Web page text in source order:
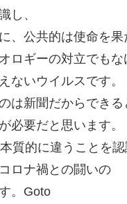
し、
、公共的は使命を果
ロギーの対立でもな
ないウイルスです。
は新聞だからできる
必要だと思います。
質的に違うことを認
ロナ禍との闘いの
。Goto